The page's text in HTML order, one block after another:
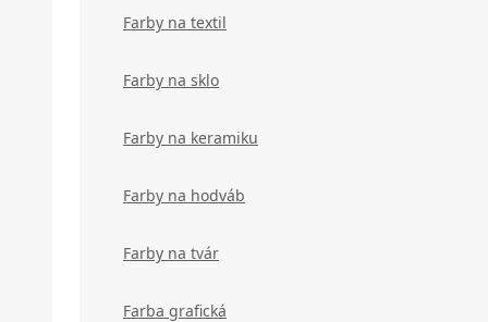
Farby na textil
Farby na sklo
Farby na keramiku
Farby na hodváb
Farby na tvár
Farba grafická